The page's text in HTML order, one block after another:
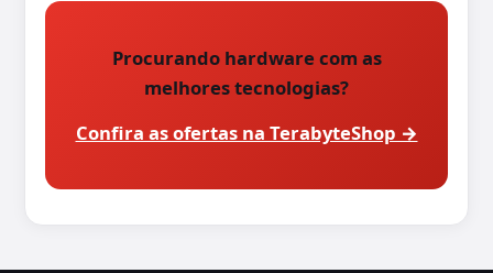
Procurando hardware com as
melhores tecnologias?
Confira as ofertas na TerabyteShop →